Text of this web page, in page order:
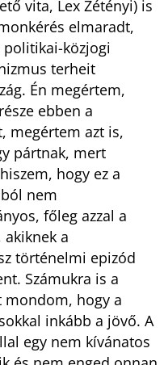
vita, Lex Zétényi) is
elmaradt,
politikai-közjogi
terheit
Én megértem,
ebben a
megértem azt is,
pártnak, mert
hogy ez a
nem
főleg azzal a
a
történelmi epizód
Számukra is a
mondom, hogy a
inkább a jövő. A
egy nem kívánatos